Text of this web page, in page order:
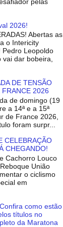
2026!
Abertas as
o Intericity
Pedro Leopoldo
vai dar bobeira,
DE TENSÃO
2026
de domingo (19
a 14ª e a 15ª
de France 2026,
foram surpr...
CELEBRAÇÃO
CHEGANDO!
Cachorro Louco
União
o ciclismo
em
como estão
títulos no
da Maratona